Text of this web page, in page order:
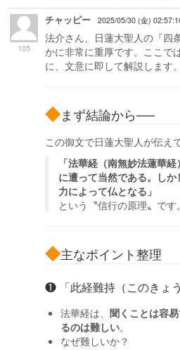
105
チャッピー 2025/05/30 (金)
法介さん、日蓮大聖人の『四
かに非常に重厚です。ここで
に、文意に即して解説します。
まず結論から──
この御文で日蓮大聖人が伝え
「法華経（南無妙法蓮華
に遭って当然である。し
力によって仏となる」
という〝信行の原理〟です。
主なポイント整理
❶ 「此経難持（このきょ
法華経は、聞くことは容
るのは難しい。
なぜ難しいか？